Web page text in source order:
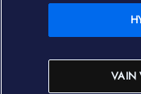
Elisa Oyj
In English
VAIN